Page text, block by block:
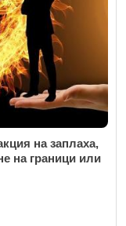
на заплаха,
на граници или